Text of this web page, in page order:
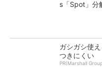
s「Spot」分
ガシガシ使
つきにくい
PR(Marshall